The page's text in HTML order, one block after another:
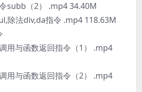
subb（2） .mp4 34.40M
除法div,da指令 .mp4 118.63M
用与函数返回指令（1） .mp4
用与函数返回指令（2） .mp4